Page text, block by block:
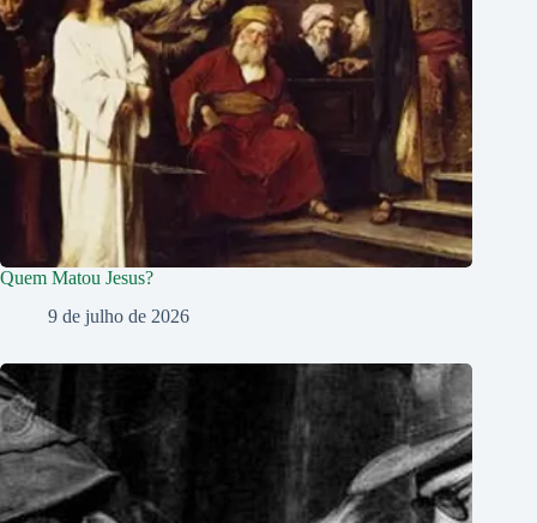
Quem Matou Jesus?
9 de julho de 2026